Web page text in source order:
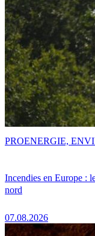
Incendies en Europe :
nord
07.08.2026
PROENERGIE,